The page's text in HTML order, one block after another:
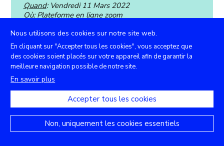
Quand: Vendredi 11 Mars 2022
Où: Plateforme en ligne zoom
Nous utilisons des cookies sur notre site web.
En cliquant sur "Accepter tous les cookies", vous acceptez que
des cookies soient placés sur votre appareil afin de garantir la
meilleure navigation possible de notre site.
En savoir plus
Accepter tous les cookies
Non, uniquement les cookies essentiels